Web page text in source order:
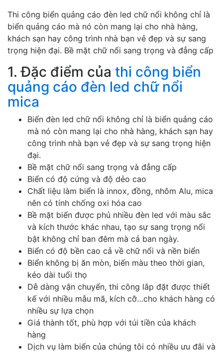
Thi công biển quảng cáo đèn led chữ nổi không chỉ là
biển quảng cáo mà nó còn mang lại cho nhà hàng,
khách sạn hay công trình nhà bạn vẻ đẹp và sự sang
trọng hiện đại. Bề mặt chữ nổi sang trọng và đẳng cấp
1. Đặc điểm của thi công biển
quảng cáo đèn led chữ nổi
mica
Biển đèn led chữ nổi không chỉ là biển quảng cáo
mà nó còn mang lại cho nhà hàng, khách sạn hay
công trình nhà bạn vẻ đẹp và sự sang trọng hiện
đại.
Bề mặt chữ nổi sang trọng và đẳng cấp
Biển có độ cứng và độ dẻo cao
Chất liệu làm biển là innox, đồng, nhôm Alu, mica
nên có tính chống oxi hóa cao
Bề mặt biển được phủ nhiều đèn led với màu sắc
và kích thước khác nhau, tạo sự sang trọng nổi
bật không chỉ ban đêm mà cả ban ngày.
Biển có độ bền cao cả về chữ nổi và nền biển
Biển không bị ăn mòn, biến màu theo thời gian,
kéo dài tuổi thọ
Dễ dàng vận chuyển, thi công lắp đặt được thiết
kế với nhiều mẫu mã, kích cỡ…cho khách hàng có
nhiều sự lựa chọn
Giá thành tốt, phù hợp với túi tiền của khách
hàng
Dịch vụ làm biển của chúng tôi có nhiều ưu đãi và